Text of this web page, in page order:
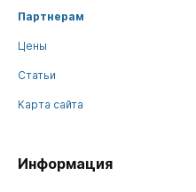
Партнерам
Цены
Статьи
Карта сайта
Информация